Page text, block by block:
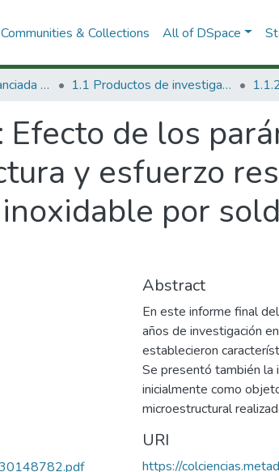
Communities & Collections All of DSpace
1. Investigación Financiada con Recursos Públicos 1.1 Productos de investigación
Efecto de los
y esfuerzo
por
Abstract
En este informe final
años de investigación
establecieron
Se presentó también la
inicialmente como
microestructural
URI
https://